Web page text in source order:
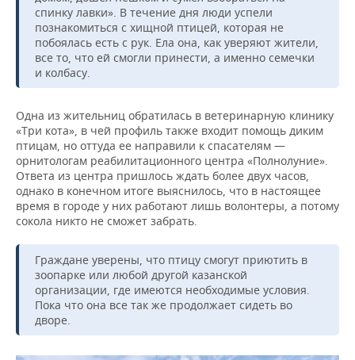
ХОККЕЙ С МЯЧОМ
ПРОИСШЕСТВИЯ
спинку лавки». В течение дня люди успели
познакомиться с хищной птицей, которая не
побоялась есть с рук. Ела она, как уверяют жители,
все то, что ей смогли принести, а именно семечки
и колбасу.
Одна из жительниц обратилась в ветеринарную клинику
«Три кота», в чей профиль также входит помощь диким
птицам, но оттуда ее направили к спасателям —
орнитологам реабилитационного центра «Полнолуние».
Ответа из центра пришлось ждать более двух часов,
однако в конечном итоге выяснилось, что в настоящее
время в городе у них работают лишь волонтеры, а потому
сокола никто не сможет забрать.
Граждане уверены, что птицу смогут приютить в
зоопарке или любой другой казанской
организации, где имеются необходимые условия.
Пока что она все так же продолжает сидеть во
дворе.